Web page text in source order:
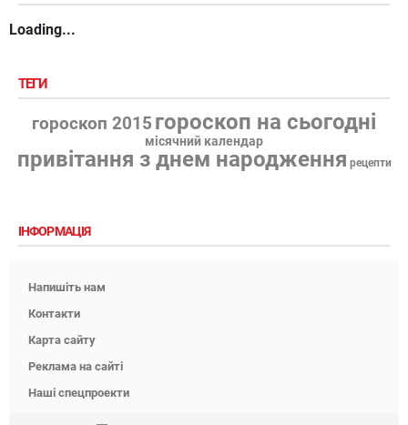
Loading...
ТЕГИ
гороскоп 2015 гороскоп на сьогодні
місячний календар
привітання з днем народження рецепти
ІНФОРМАЦІЯ
Напишіть нам
Контакти
Карта сайту
Реклама на сайті
Наші спецпроекти